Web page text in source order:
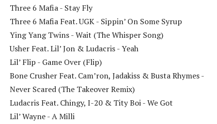
Three 6 Mafia - Stay Fly
Three 6 Mafia Feat. UGK - Sippin’ On Some Syrup
Ying Yang Twins - Wait (The Whisper Song)
Usher Feat. Lil’ Jon & Ludacris - Yeah
Lil’ Flip - Game Over (Flip)
Bone Crusher Feat. Cam’ron, Jadakiss & Busta Rhymes -
Never Scared (The Takeover Remix)
Ludacris Feat. Chingy, I-20 & Tity Boi - We Got
Lil’ Wayne - A Milli